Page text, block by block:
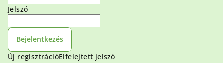
Jelszó
Bejelentkezés
Új regisztrációElfelejtett jelszó